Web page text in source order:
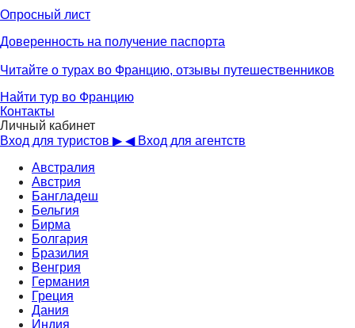
Опросный лист
Доверенность на получение паспорта
Читайте о турах во Францию, отзывы путешественников
Найти тур во Францию
Контакты
Личный кабинет
Вход для туристов ▶ ◀ Вход для агентств
Австралия
Австрия
Бангладеш
Бельгия
Бирма
Болгария
Бразилия
Венгрия
Германия
Греция
Дания
Индия